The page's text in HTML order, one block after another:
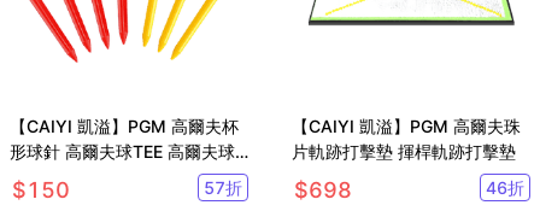
【CAIYI 凱溢】PGM 高爾夫杯
形球針 高爾夫球TEE 高爾夫球
釘 高爾夫球托球座 20支/組
$150 57折
【CAIYI 凱溢】PGM 高爾夫珠
片軌跡打擊墊 揮桿軌跡打擊墊
$698 46折